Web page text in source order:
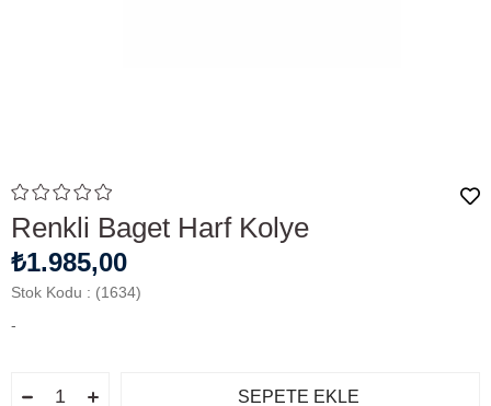
Renkli Baget Harf Kolye
₺1.985,00
Stok Kodu
(1634)
-